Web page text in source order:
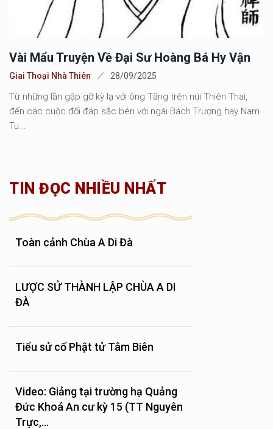
Vài Mẩu Truyện Về Đại Sư Hoàng Bá Hy Vận
Giai Thoại Nhà Thiên 28/09/2025
Từ những lần gặp gỡ kỳ lạ với ông Tăng trên núi Thiên Thai,
đến các cuộc đối đáp sắc bén với ngài Bách Trượng hay Nam
Tu...
TIN ĐỌC NHIỀU NHẤT
Toàn cảnh Chùa A Di Đà
LƯỢC SỬ THÀNH LẬP CHÙA A DI
ĐÀ
Tiểu sử cố Phật tử Tâm Biên
Video: Giảng tại trường hạ Quảng
Đức Khoá An cư kỳ 15 (TT Nguyên
Trực,...